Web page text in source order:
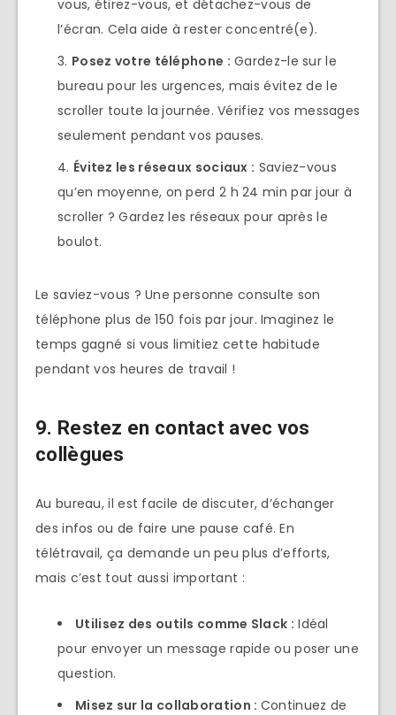
vous, étirez-vous, et détachez-vous de
l’écran. Cela aide à rester concentré(e).
Posez votre téléphone : Gardez-le sur le
bureau pour les urgences, mais évitez de le
scroller toute la journée. Vérifiez vos messages
seulement pendant vos pauses.
Évitez les réseaux sociaux : Saviez-vous
qu’en moyenne, on perd 2 h 24 min par jour à
scroller ? Gardez les réseaux pour après le
boulot.
Le saviez-vous ? Une personne consulte son
téléphone plus de 150 fois par jour. Imaginez le
temps gagné si vous limitiez cette habitude
pendant vos heures de travail !
9. Restez en contact avec vos
collègues
Au bureau, il est facile de discuter, d’échanger
des infos ou de faire une pause café. En
télétravail, ça demande un peu plus d’efforts,
mais c’est tout aussi important :
Utilisez des outils comme Slack : Idéal
pour envoyer un message rapide ou poser une
question.
Misez sur la collaboration : Continuez de